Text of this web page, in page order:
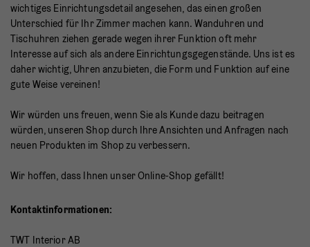
wichtiges Einrichtungsdetail angesehen, das einen großen
Unterschied für Ihr Zimmer machen kann. Wanduhren und
Tischuhren ziehen gerade wegen ihrer Funktion oft mehr
Interesse auf sich als andere Einrichtungsgegenstände. Uns ist es
daher wichtig, Uhren anzubieten, die Form und Funktion auf eine
gute Weise vereinen!
Wir würden uns freuen, wenn Sie als Kunde dazu beitragen
würden, unseren Shop durch Ihre Ansichten und Anfragen nach
neuen Produkten im Shop zu verbessern.
Wir hoffen, dass Ihnen unser Online-Shop gefällt!
Kontaktinformationen:
TWT Interior AB